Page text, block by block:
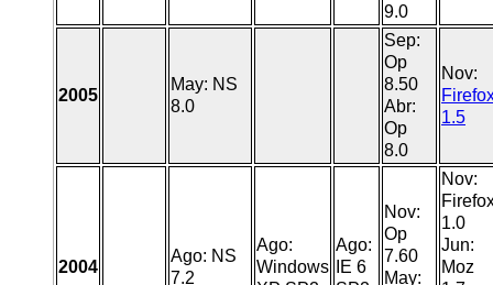
9.0
2005
May: NS
8.0
Sep:
Op
8.50
Abr:
Op
8.0
Nov:
1.5
2004
Ago: NS
7.2
Ago:
Windows
Ago:
IE 6
Nov:
Op
7.60
May:
Nov:
1.0
Jun:
Moz